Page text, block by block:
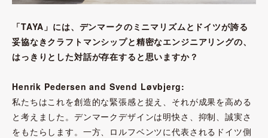
「TAYA」には、デンマークのミニマリズムとドイツが誇る
妥協なきクラフトマンシップと精密なエンジニアリングの、
はっきりとした対話が存在すると思いますか？
Henrik Pedersen and Svend Løvbjerg:
私たちはこれを創造的な緊張感と捉え、それが成果を高める
と考えました。デンマークデザインは明快さ、抑制、誠実さ
をもたらします。一方、ロルフベンツに代表されるドイツ側